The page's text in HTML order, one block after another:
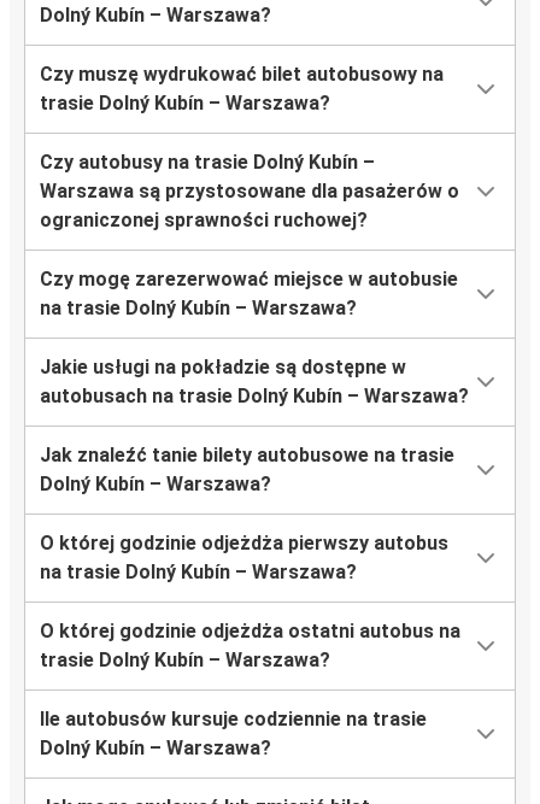
Dolný Kubín – Warszawa?
Czy muszę wydrukować bilet autobusowy na
trasie Dolný Kubín – Warszawa?
Czy autobusy na trasie Dolný Kubín –
Warszawa są przystosowane dla pasażerów o
ograniczonej sprawności ruchowej?
Czy mogę zarezerwować miejsce w autobusie
na trasie Dolný Kubín – Warszawa?
Jakie usługi na pokładzie są dostępne w
autobusach na trasie Dolný Kubín – Warszawa?
Jak znaleźć tanie bilety autobusowe na trasie
Dolný Kubín – Warszawa?
O której godzinie odjeżdża pierwszy autobus
na trasie Dolný Kubín – Warszawa?
O której godzinie odjeżdża ostatni autobus na
trasie Dolný Kubín – Warszawa?
Ile autobusów kursuje codziennie na trasie
Dolný Kubín – Warszawa?